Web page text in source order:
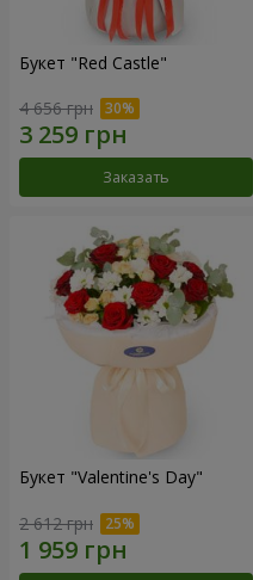
Букет "Red Castle"
4 656 грн
Заказать
Букет "Valentine's Day"
2 612 грн